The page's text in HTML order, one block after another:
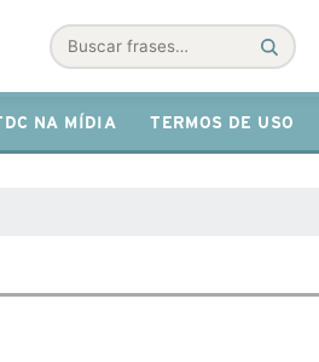
Buscar
NA MÍDIA TERMOS DE USO